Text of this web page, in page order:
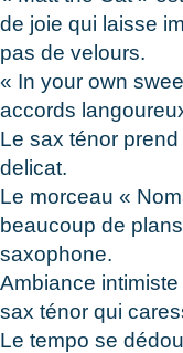
de joie qui laisse
pas de velours.
« In your own
accords
Le sax ténor
delicat.
Le morceau «
beaucoup de
saxophone.
Ambiance
sax ténor qui
Le tempo se